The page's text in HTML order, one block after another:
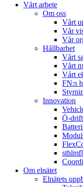
Vårt arbete
Om oss
Vårt
Vår
Vår
Hållbarhet
Vårt
Vårt
Vårt
FN:s
Innovation
Ö-
Om elnätet
Elnätets